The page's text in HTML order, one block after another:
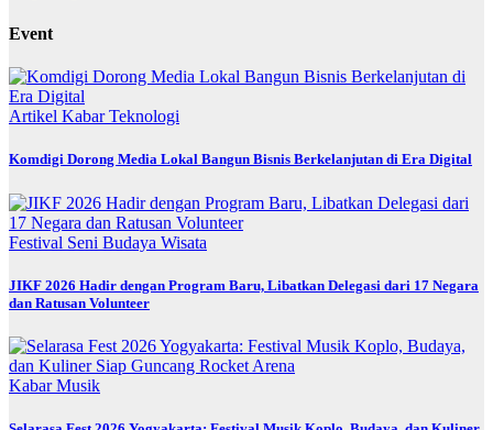
Event
Artikel KabarTeknologi
Komdigi Dorong Media Lokal Bangun Bisnis Berkelanjutan di Era Digital
Festival Seni Budaya Wisata
JIKF 2026 Hadir dengan Program Baru, Libatkan Delegasi dari 17 Negara
dan Ratusan Volunteer
KabarMusik